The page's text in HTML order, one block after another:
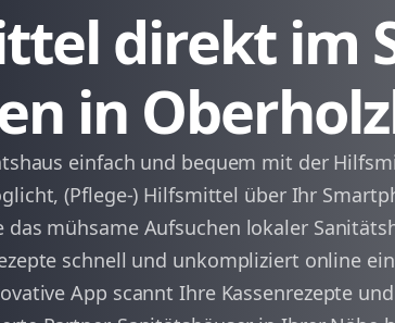
Attenkirchen
Au
Zolling
Wolfersdorf
direkt im
in
einfach und bequem mit der
(Pflege-) Hilfsmittel über Ihr
das mühsame Aufsuchen lokaler
schnell und unkompliziert online
App scannt Ihre Kassenrezepte